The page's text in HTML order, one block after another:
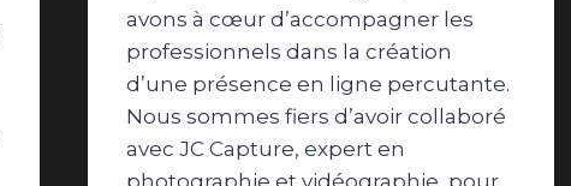
avons à cœur d’accompagner les
professionnels dans la création
d’une présence en ligne percutante.
Nous sommes fiers d’avoir collaboré
avec JC Capture, expert en
photographie et vidéographie, pour